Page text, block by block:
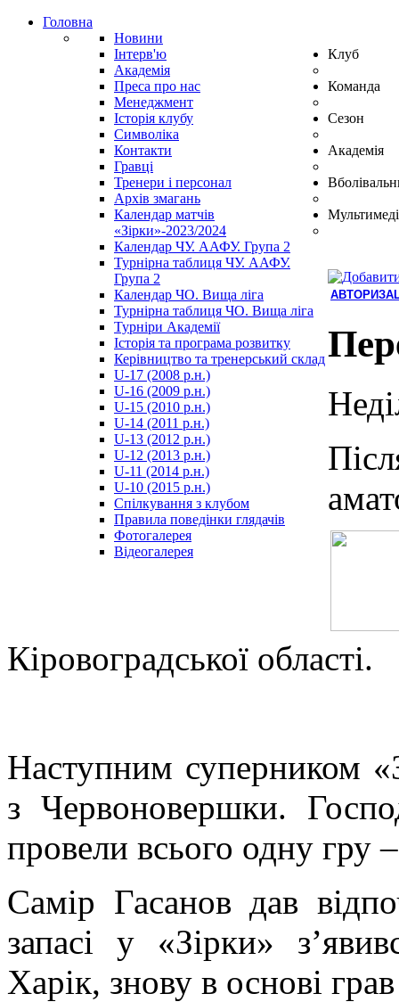
Головна
Новини
Інтерв'ю
Академія
Преса про нас
Клуб
Менеджмент
Історія клубу
Символіка
Контакти
Команда
Гравці
Тренери і персонал
Архів змагань
Сезон
Календар матчів
«Зірки»-2023/2024
Календар ЧУ. ААФУ. Група 2
Турнірна таблиця ЧУ. ААФУ.
Група 2
Календар ЧО. Вища ліга
Турнірна таблиця ЧО. Вища ліга
Академія
Турніри Академії
Історія та програма розвитку
Керівництво та тренерський склад
U-17 (2008 р.н.)
U-16 (2009 р.н.)
U-15 (2010 р.н.)
U-14 (2011 р.н.)
U-13 (2012 р.н.)
U-12 (2013 р.н.)
U-11 (2014 р.н.)
U-10 (2015 р.н.)
Спілкування з клубом
Правила поведінки глядачів
Фотогалерея
Відеогалерея
Кіровоградської області.
Наступним суперником
з Червоновершки.
провели всього одну гру
Самір Гасанов дав
запасі у «Зірки»
Харік, знову в основі